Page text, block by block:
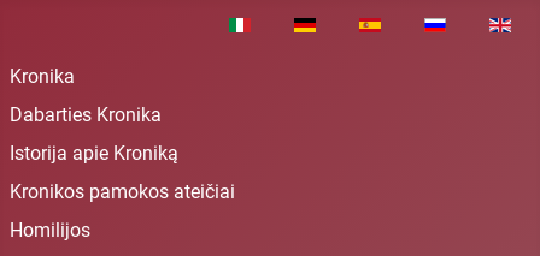
Pasirinkite savo kalbą
Kronika
Dabarties Kronika
Istorija apie Kroniką
Kronikos pamokos ateičiai
Homilijos